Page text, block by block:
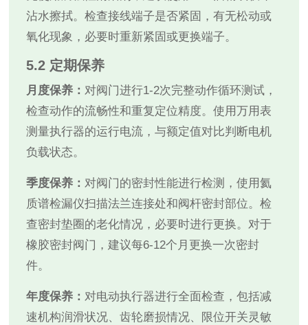
沾水擦拭。检查接线端子是否紧固，有无松动或
氧化现象，必要时重新紧固或更换端子。
5.2 定期保养
月度保养：对阀门进行1-2次完整动作循环测试，
检查动作的流畅性和重复定位精度。使用万用表
测量执行器的运行电流，与额定值对比判断电机
负载状态。
季度保养：对阀门的密封性能进行检测，使用氦
质谱检漏仪扫描法兰连接处和阀杆密封部位。检
查密封垫圈的老化情况，必要时进行更换。对于
橡胶密封阀门，建议每6-12个月更换一次密封
件。
年度保养：对电动执行器进行全面检查，包括减
速机构润滑状况、齿轮磨损情况、限位开关灵敏